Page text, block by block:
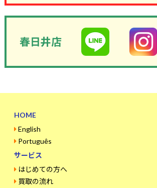
春日井店
HOME
English
Português
サービス
はじめての方へ
買取の流れ